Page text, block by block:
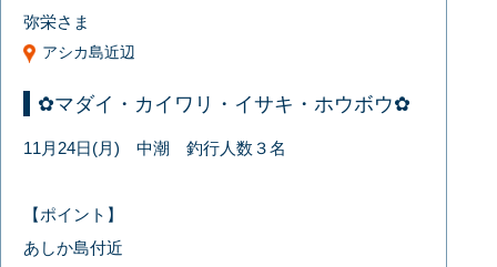
弥栄さま
アシカ島近辺
✿マダイ・カイワリ・イサキ・ホウボウ✿
11月24日(月) 中潮 釣行人数３名
【ポイント】
あしか島付近